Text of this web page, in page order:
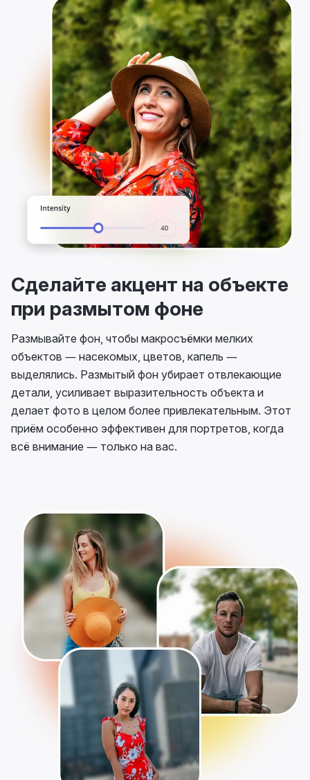
Сделайте акцент на объекте
при размытом фоне
Размывайте фон, чтобы макросъёмки мелких
объектов — насекомых, цветов, капель —
выделялись. Размытый фон убирает отвлекающие
детали, усиливает выразительность объекта и
делает фото в целом более привлекательным. Этот
приём особенно эффективен для портретов, когда
всё внимание — только на вас.